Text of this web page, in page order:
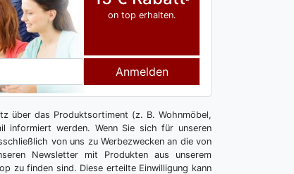
on top erhalten.
Anmelden
über das Produktsortiment (z. B. Wohnmöbel,
informiert werden. Wenn Sie sich für unseren
von uns zu Werbezwecken an die von
Newsletter mit Produkten aus unserem
zu finden sind. Diese erteilte Einwilligung kann